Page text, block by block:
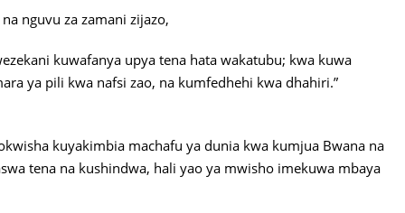
nguvu za zamani zijazo,
kuwafanya upya tena hata wakatubu; kwa kuwa
ya pili kwa nafsi zao, na kumfedhehi kwa dhahiri.”
kuyakimbia machafu ya dunia kwa kumjua Bwana na
tena na kushindwa, hali yao ya mwisho imekuwa mbaya